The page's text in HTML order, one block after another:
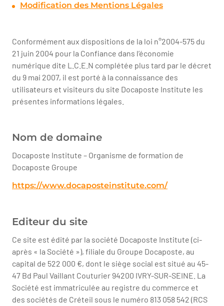
Modification des Mentions Légales
Conformément aux dispositions de la loi n°2004-575 du
21 juin 2004 pour la Confiance dans l’économie
numérique dite L.C.E.N complétée plus tard par le décret
du 9 mai 2007, il est porté à la connaissance des
utilisateurs et visiteurs du site Docaposte Institute les
présentes informations légales.
Nom de domaine
Docaposte Institute – Organisme de formation de
Docaposte Groupe
https://www.docaposteinstitute.com/
Editeur du site
Ce site est édité par la société Docaposte Institute (ci-
après « la Société »), filiale du Groupe Docaposte, au
capital de 522 000 €, dont le siège social est situé au 45-
47 Bd Paul Vaillant Couturier 94200 IVRY-SUR-SEINE. La
Société est immatriculée au registre du commerce et
des sociétés de Créteil sous le numéro 813 058 542 (RCS